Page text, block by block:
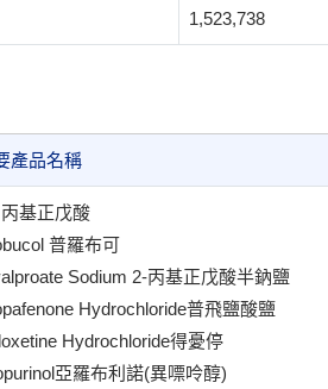
1,523,738
產品名稱
基正戊酸
普羅布可
Sodium 2-丙基正戊酸半鈉鹽
Hydrochloride普飛鹽酸鹽
Hydrochloride得憂停
亞羅布利諾(異嘌呤醇)